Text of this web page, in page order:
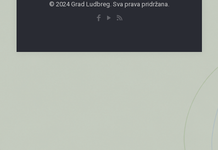
© 2024 Grad Ludbreg. Sva prava pridržana.